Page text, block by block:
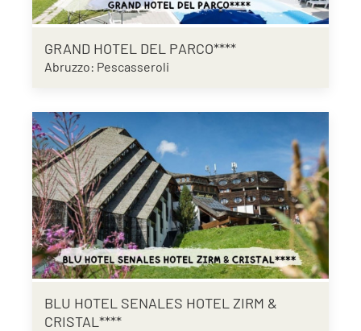
GRAND HOTEL DEL PARCO****
Abruzzo: Pescasseroli
BLU HOTEL SENALES HOTEL ZIRM &
CRISTAL****